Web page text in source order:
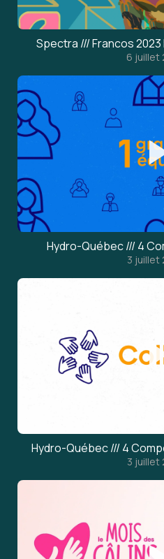
Spectra /// Francos
6 juillet
Hydro-Québec /// 4
3 juillet
Hydro-Québec /// 4
3 juillet